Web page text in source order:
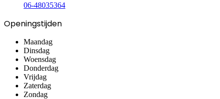
06-48035364
Openingstijden
Maandag
Dinsdag
Woensdag
Donderdag
Vrijdag
Zaterdag
Zondag